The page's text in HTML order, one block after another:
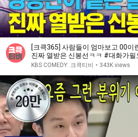
[크큭365] 사람들이 엄마보고 00이
진짜 열받은 신봉선ㅋㅋ #대화가필
KBS COMEDY: 크큭티비 • 343K views